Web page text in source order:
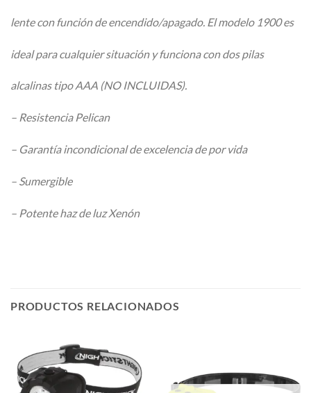
lente con función de encendido/apagado. El modelo 1900 es
ideal para cualquier situación y funciona con dos pilas
alcalinas tipo AAA (NO INCLUIDAS).
– Resistencia Pelican
– Garantía incondicional de excelencia de por vida
– Sumergible
– Potente haz de luz Xenón
PRODUCTOS RELACIONADOS